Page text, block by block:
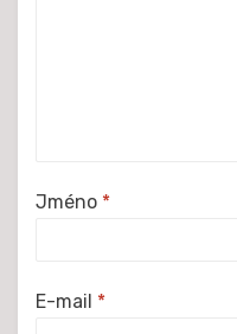
Jméno *
E-mail *